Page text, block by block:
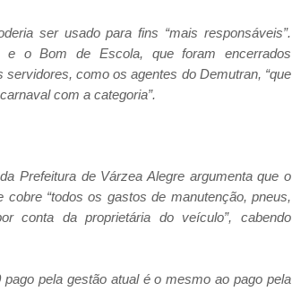
ser usado para fins “mais responsáveis”.
o Bom de Escola, que foram encerrados
como os agentes do Demutran, “que
com a categoria”.
Prefeitura de Várzea Alegre argumenta que o
“todos os gastos de manutenção, pneus,
conta da proprietária do veículo”, cabendo
pela gestão atual é o mesmo ao pago pela